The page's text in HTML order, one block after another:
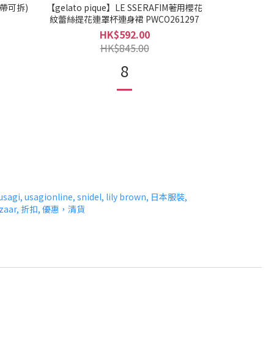
可拆)
【gelato pique】LE SSERAFIM著用櫻花
紋蕾絲提花連罩杯連身裙 PWCO261297
HK$592.00
HK$845.00
8